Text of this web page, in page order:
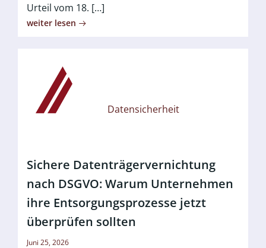
Urteil vom 18. […]
weiter lesen
Datensicherheit
Sichere Datenträgervernichtung
nach DSGVO: Warum Unternehmen
ihre Entsorgungsprozesse jetzt
überprüfen sollten
Juni 25, 2026